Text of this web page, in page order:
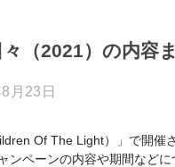
（2021）の内容
月23日
Of The Light）」で開
ンペーンの内容や期間など